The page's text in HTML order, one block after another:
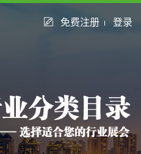
免费注册 登录